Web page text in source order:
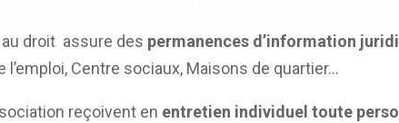
droit assure des permanences d’information
l’emploi, Centre sociaux, Maisons de quartier…
reçoivent en entretien individuel toute